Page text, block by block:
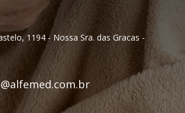
1194 - Nossa Sra. das Gracas -